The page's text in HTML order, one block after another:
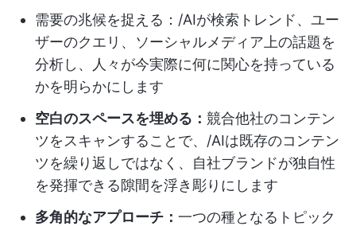
需要の兆候を捉える：/AIが検索トレンド、ユー
ザーのクエリ、ソーシャルメディア上の話題を
分析し、人々が今実際に何に関心を持っている
かを明らかにします
空白のスペースを埋める： 競合他社のコンテン
ツをスキャンすることで、/AIは既存のコンテン
ツを繰り返しではなく、自社ブランドが独自性
を発揮できる隙間を浮き彫りにします
多角的なアプローチ： 一つの種となるトピック